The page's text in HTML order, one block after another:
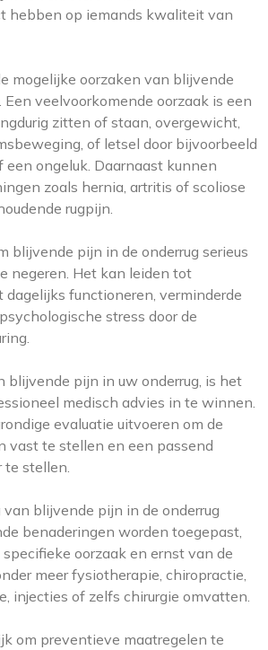
hebben op iemands kwaliteit van
mogelijke oorzaken van blijvende
Een veelvoorkomende oorzaak is een
zitten of staan, overgewicht,
of letsel door bijvoorbeeld
ongeluk. Daarnaast kunnen
zoals hernia, artritis of scoliose
rugpijn.
blijvende pijn in de onderrug serieus
negeren. Het kan leiden tot
functioneren, verminderde
stress door de
blijvende pijn in uw onderrug, is het
medisch advies in te winnen.
evaluatie uitvoeren om de
vast te stellen en een passend
stellen.
blijvende pijn in de onderrug
benaderingen worden toegepast,
oorzaak en ernst van de
meer fysiotherapie, chiropractie,
injecties of zelfs chirurgie omvatten.
om preventieve maatregelen te